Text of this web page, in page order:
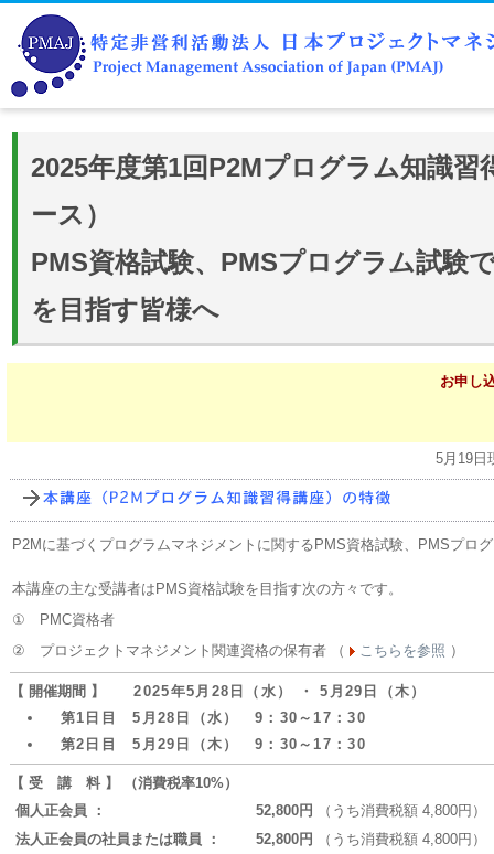
2025年度第1回P2Mプログラム知識習
ース）
PMS資格試験、PMSプログラム試験
を目指す皆様へ
お申し
5月19日
P2Mに基づくプログラムマネジメントに関するPMS資格試験、PMSプロ
本講座の主な受講者はPMS資格試験を目指す次の方々です。
①
PMC資格者
②
プロジェクトマネジメント関連資格の保有者 （ こちらを参照 ）
【 開催期間 】2025年5月28日（水） ・ 5月29日（木）
第1日目 5月28日（水） 9：30～17：30
第2日目 5月29日（木） 9：30～17：30
【 受 講 料 】 （消費税率10%）
個人正会員 ：
52,800円
（うち消費税額 4,800円）
法人正会員の社員または職員 ：
52,800円
（うち消費税額 4,800円）